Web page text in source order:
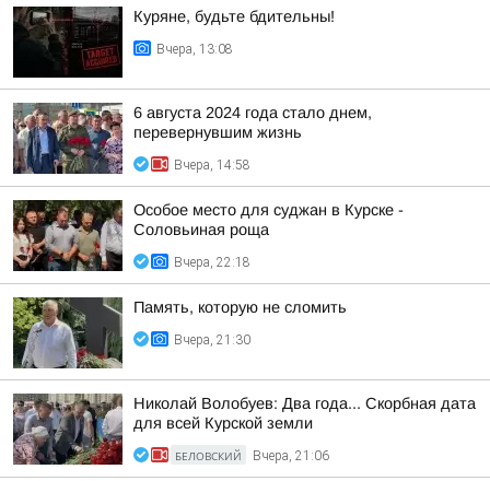
Куряне, будьте бдительны!
Вчера, 13:08
6 августа 2024 года стало днем,
перевернувшим жизнь
Вчера, 14:58
Особое место для суджан в Курске -
Соловьиная роща
Вчера, 22:18
Память, которую не сломить
Вчера, 21:30
Николай Волобуев: Два года... Скорбная дата
для всей Курской земли
БЕЛОВСКИЙ Вчера, 21:06